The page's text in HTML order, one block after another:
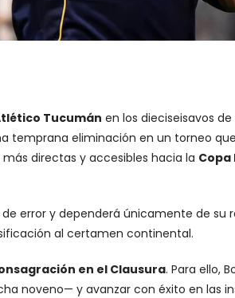
Tucumán en los dieciseisavos
temprana eliminación en un torneo
directas y accesibles hacia la Copa
de error y dependerá únicamente de su
al certamen continental.
en el Clausura. Para ello,
noveno— y avanzar con éxito en las